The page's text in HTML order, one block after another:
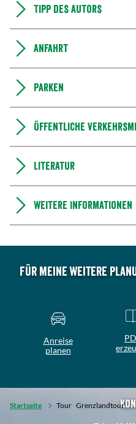
Tipp des Autors
Anfahrt
Parken
Öffentliche
Literatur
Weitere Informationen
Für meine weitere
Anreise
planen
Startseite Tour Grenzlandtour